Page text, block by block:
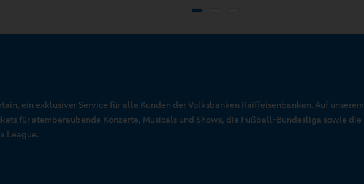
ein exklusiver Service für alle Kunden der Volksbanken Raiffeisenbanken. Auf unserem
für atemberaubende Konzerte, Musicals und Shows, die Fußball-Bundesliga sowie die
League.